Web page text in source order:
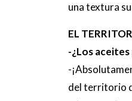
una textura
EL
-¿Los
-
del territorio